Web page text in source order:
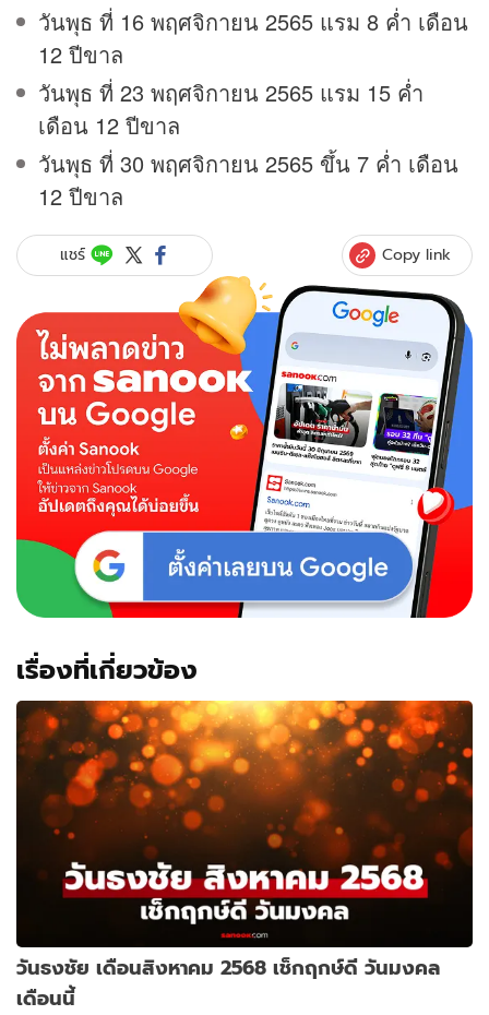
วันพุธ ที่ 16 พฤศจิกายน 2565 แรม 8 ค่ำ เดือน
12 ปีขาล
วันพุธ ที่ 23 พฤศจิกายน 2565 แรม 15 ค่ำ
เดือน 12 ปีขาล
วันพุธ ที่ 30 พฤศจิกายน 2565 ขึ้น 7 ค่ำ เดือน
12 ปีขาล
แชร์ Copy link
เรื่องที่เกี่ยวข้อง
วันธงชัย เดือนสิงหาคม 2568 เช็กฤกษ์ดี วันมงคล
เดือนนี้